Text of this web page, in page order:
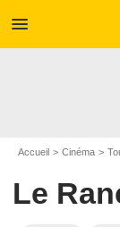
menu
Accueil Cinéma
Le